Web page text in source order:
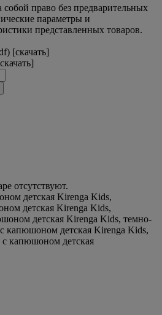
собой право без предварительных
параметры и
представленных товаров.
[скачать]
отсутствуют.
детская Kirenga Kids,
детская Kirenga Kids,
детская Kirenga Kids, темно-
капюшоном детская Kirenga Kids,
с капюшоном детская